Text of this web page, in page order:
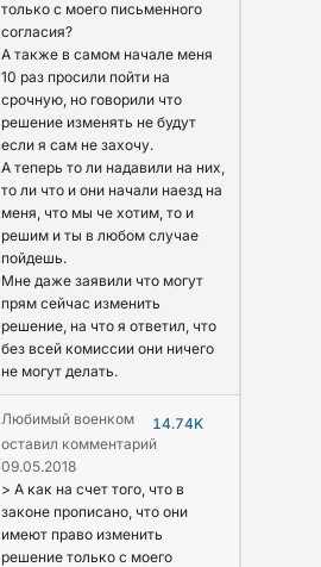
только с моего письменного
согласия?
А также в самом начале меня
10 раз просили пойти на
срочную, но говорили что
решение изменять не будут
если я сам не захочу.
А теперь то ли надавили на них,
то ли что и они начали наезд на
меня, что мы че хотим, то и
решим и ты в любом случае
пойдешь.
Мне даже заявили что могут
прям сейчас изменить
решение, на что я ответил, что
без всей комиссии они ничего
не могут делать.
Любимый военком
14.74K
оставил комментарий
09.05.2018
> А как на счет того, что в
законе прописано, что они
имеют право изменить
решение только с моего